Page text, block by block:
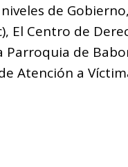
de
El Centro de
Parroquia de
Atención a